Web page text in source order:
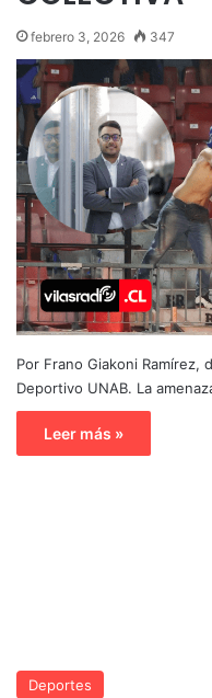
febrero 3, 2026 347
Por Frano Giakoni
Deportivo UNAB. La
Leer más »
Deportes